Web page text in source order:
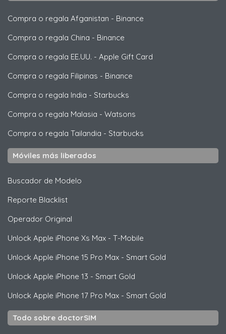
Compra o regala Afganistan - Binance
Compra o regala China - Binance
Compra o regala EE.UU. - Apple Gift Card
Compra o regala Filipinas - Binance
Compra o regala India - Starbucks
Compra o regala Malasia - Watsons
Compra o regala Tailandia - Starbucks
Móviles más liberados
Buscador de Modelo
Reporte Blacklist
Operador Original
Unlock Apple iPhone Xs Max - T-Mobile
Unlock Apple iPhone 15 Pro Max - Smart Gold
Unlock Apple iPhone 13 - Smart Gold
Unlock Apple iPhone 17 Pro Max - Smart Gold
Todo sobre doctorSIM